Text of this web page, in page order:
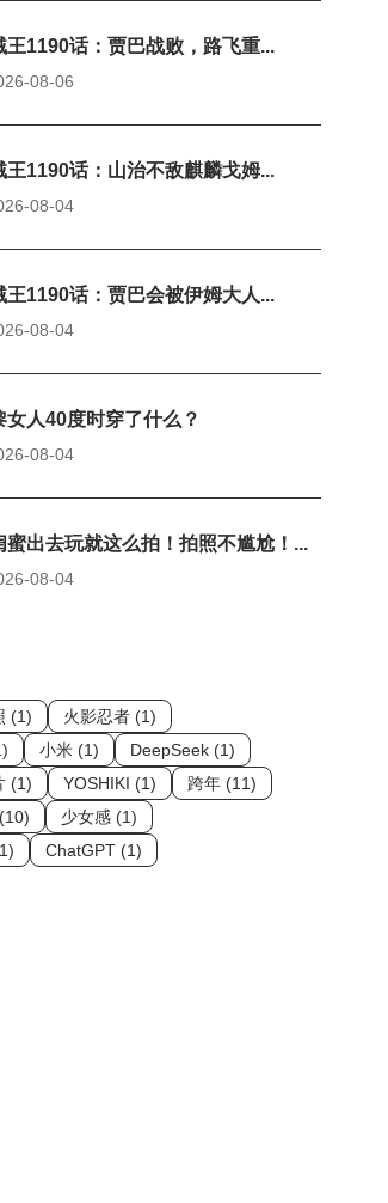
王1190话：贾巴战败，路飞重...
08-06
王1190话：山治不敌麒麟戈姆...
08-04
王1190话：贾巴会被伊姆大人...
08-04
女人40度时穿了什么？
08-04
蜜出去玩就这么拍！拍照不尴尬！...
08-04
(1)
火影忍者 (1)
小米 (1)
DeepSeek (1)
(1) YOSHIKI (1)
跨年 (11)
少女感 (1)
ChatGPT (1)